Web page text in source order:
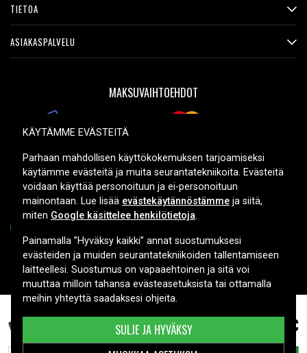
Sony DCR-HC18, 6.8V (7.2V), 3150 mAh 51,99 €
TIETOA
ASIAKASPALVELU
MAKSUVAIHTOEHDOT
TOIMITUSVAIHTOEHDOT
Copyright © 2026, Spares Nordic AB
KÄYTÄMME EVÄSTEITÄ
Parhaan mahdollisen käyttökokemuksen tarjoamiseksi
käytämme evästeitä ja muita seurantatekniikoita. Evästeitä
voidaan käyttää personoituun ja ei-personoituun
mainontaan. Lue lisää evästekäytännöstämme ja siitä,
miten Google käsittelee henkilötietoja.
Painamalla ”Hyväksy kaikki” annat suostumuksesi
evästeiden ja muiden seurantatekniikoiden tallentamiseen
laitteellesi. Suostumus on vapaaehtoinen ja sitä voi
muuttaa milloin tahansa evästeasetuksista tai ottamalla
meihin yhteyttä saadaksesi ohjeita.
SULJE JA HYVÄKSY